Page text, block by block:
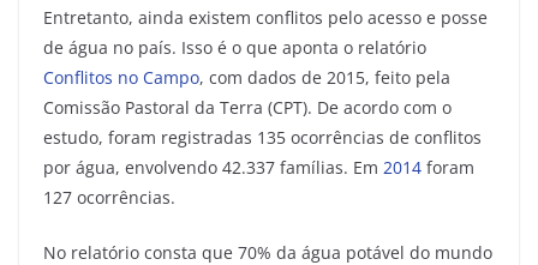
Entretanto, ainda existem conflitos pelo acesso e posse
de água no país. Isso é o que aponta o relatório
Conflitos no Campo, com dados de 2015, feito pela
Comissão Pastoral da Terra (CPT). De acordo com o
estudo, foram registradas 135 ocorrências de conflitos
por água, envolvendo 42.337 famílias. Em 2014 foram
127 ocorrências.
No relatório consta que 70% da água potável do mundo